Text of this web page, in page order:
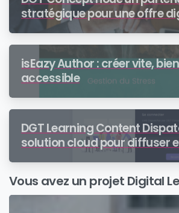
stratégique pour une offre
learning de bout en bout
isEazy Author : créer vite,
accessible
DGT Learning Content
solution cloud pour diffuser
vos contenus SCORM auprès
Vous avez un projet Digital